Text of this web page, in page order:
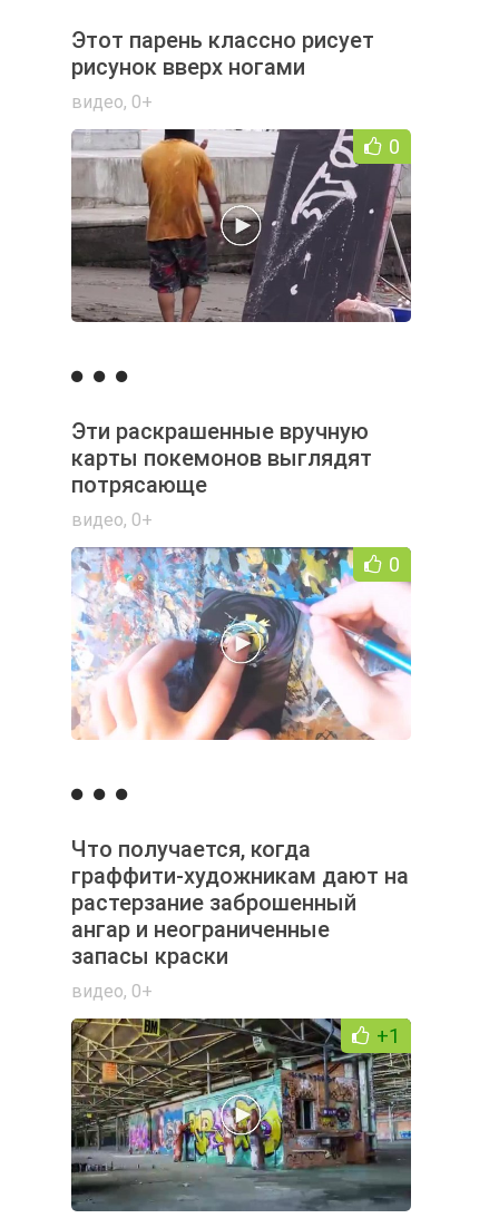
Этот парень классно рисует
рисунок вверх ногами
видео, 0+
0
Эти раскрашенные вручную
карты покемонов выглядят
потрясающе
видео, 0+
0
Что получается, когда
граффити-художникам дают на
растерзание заброшенный
ангар и неограниченные
запасы краски
видео, 0+
+1